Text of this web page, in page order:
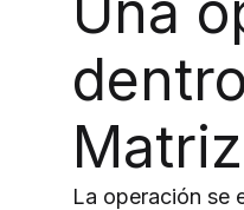
La operación se